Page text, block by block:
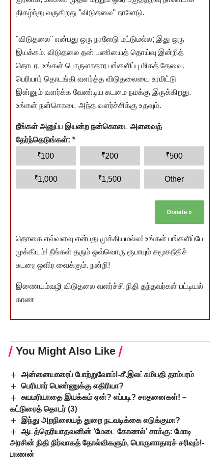
திகழ்ந்து வருகிறது "விடுதலை" நாளேடு.
"விடுதலை" என்பது ஒரு நாளேடு மட்டுமல்ல; இது ஒரு
இயக்கம். விடுதலை தன் பணியைத் தொய்வு இன்றித்
தொடர, உங்கள் பொருளாதார பங்களிப்பு மிகத் தேவை.
பெரியார் தொடங்கி வளர்த்த விடுதலையை உரமிட்டு
இன்னும் வளர்க்க வேண்டிய கடமை நமக்கு இருக்கிறது.
உங்கள் நன்கொடை அந்த வளர்ச்சிக்கு உதவும்.
நீங்கள் அனுப்ப இயன்ற நன்கொடை அளவைத்
தேர்ந்தெடுங்கள்: *
₹100 ₹200 ₹500
₹1,000 ₹1,500 Other
Donate »
தொகை எவ்வளவு என்பது முக்கியமல்ல! உங்கள் பங்களிப்பே
முக்கியம்! நீங்கள் தரும் ஒவ்வொரு ரூபாயும் சமூகநீதிச்
சுடரை ஒளிர வைக்கும். நன்றி!
இணையம்வழி விடுதலை வளர்ச்சி நிதி தந்தவர்கள் பட்டியல்
காண
You Might Also Like
அன்னையாரைப் போற்றுவோம்!-சீ.இலட்சுமிபதி தாம்பரம்
பெரியார் பெண்ணுக்கு எதிரியா?
சுயமரியாதை இயக்கம் ஏன்? எப்படி? சாதனைகள்! –
கட்டுரைத் தொடர் (3)
இந்து அறநிலையத் துறை நடவடிக்கை எடுக்குமா?
ஆடத்தெரியாதவனின் ‘மேடை கோணல்’ சாக்கு: மோடி
அரசின் நிதி நிர்வாகத் தோல்விகளும், பொருளாதாரச் சரிவும்!-
பாணன்